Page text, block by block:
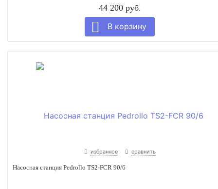
44 200 руб.
избранное сравнить
Насосная станция Pedrollo TS2-FCR 90/6